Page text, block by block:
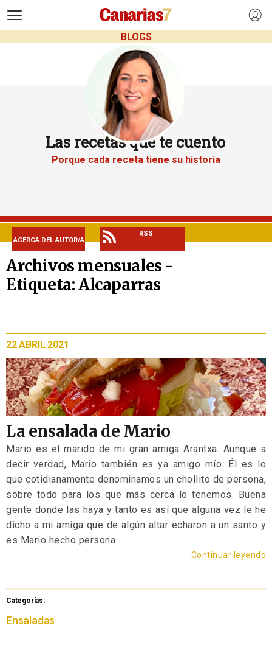
BLOGS
Las recetas que te cuento
Porque cada receta tiene su historia
ACERCA DEL AUTOR/A
RSS
Archivos mensuales -
Etiqueta: Alcaparras
22 ABRIL 2021
La ensalada de Mario
Mario es el marido de mi gran amiga Arantxa. Aunque a
decir verdad, Mario también es ya amigo mío. Él es lo
que cotidianamente denominamos un chollito de persona,
sobre todo para los que más cerca lo tenemos. Buena
gente donde las haya y tanto es así que alguna vez le he
dicho a mi amiga que de algún altar echaron a un santo y
es Mario hecho persona.
Continuar leyendo
Categorías:
Ensaladas